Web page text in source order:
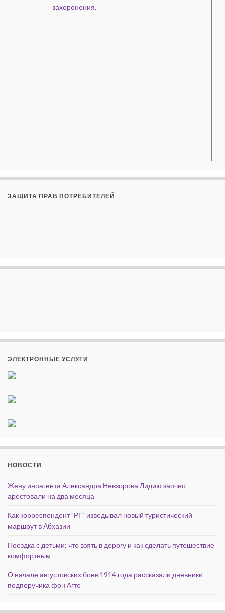
ЗАЩИТА ПРАВ ПОТРЕБИТЕЛЕЙ
ЭЛЕКТРОННЫЕ УСЛУГИ
НОВОСТИ
Жену иноагента Александра Невзорова Лидию заочно
арестовали на два месяца
Как корреспондент "РГ" изведывал новый туристический
маршрут в Абхазии
Поездка с детьми: что взять в дорогу и как сделать путешествие
комфортным
О начале августовских боев 1914 года рассказали дневники
подпоручика фон Агте